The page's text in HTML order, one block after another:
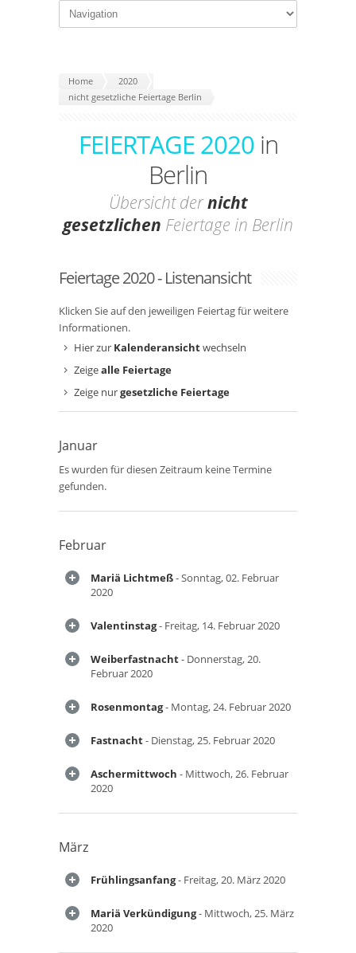
Home
2020
nicht gesetzliche Feiertage Berlin
FEIERTAGE 2020in
Berlin
Übersicht dernicht
gesetzlichen Feiertage in Berlin
Feiertage 2020 - Listenansicht
Klicken Sie auf den jeweiligen Feiertag für weitere
Informationen.
Hier zur Kalenderansichtwechseln
Zeigealle Feiertage
Zeige nurgesetzliche Feiertage
Januar
Es wurden für diesen Zeitraum keine Termine
gefunden.
Februar
Mariä Lichtmeß- Sonntag, 02. Februar
2020
Valentinstag- Freitag, 14. Februar 2020
Weiberfastnacht- Donnerstag, 20.
Februar 2020
Rosenmontag- Montag, 24. Februar 2020
Fastnacht- Dienstag, 25. Februar 2020
Aschermittwoch - Mittwoch, 26. Februar
2020
März
Frühlingsanfang- Freitag, 20. März 2020
Mariä Verkündigung- Mittwoch, 25. März
2020